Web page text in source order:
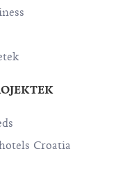
Croatia